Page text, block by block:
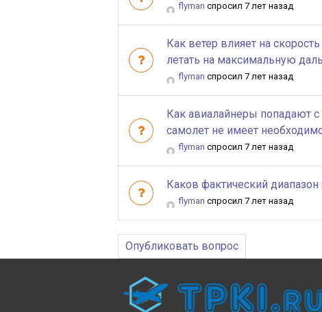
flyman спросил 7 лет назад
Как ветер влияет на
летать на максимальную
flyman спросил 7 лет назад
Как авиалайнеры попадают с
самолет не имеет
flyman спросил 7 лет назад
Каков фактический диапазон
flyman спросил 7 лет назад
Опубликовать вопрос